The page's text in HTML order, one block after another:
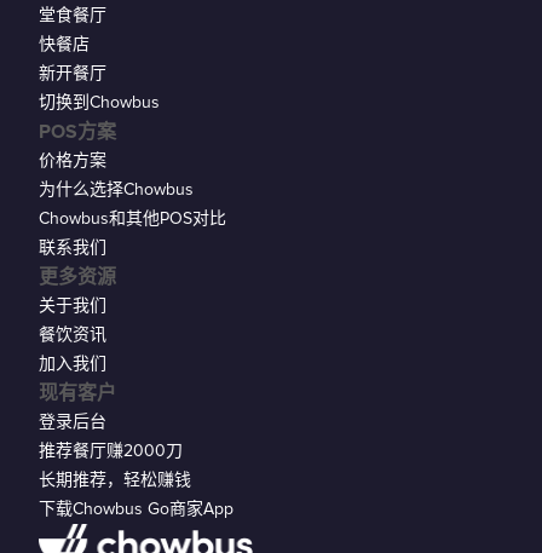
现有客户
登录后台
推荐餐厅赚2000刀
长期推荐，轻松赚钱
下载Chowbus Go商家App
堂食餐厅
快餐店
新开餐厅
切换到Chowbus
POS方案
价格方案
为什么选择Chowbus
Chowbus和其他POS对比
联系我们
更多资源
关于我们
餐饮资讯
加入我们